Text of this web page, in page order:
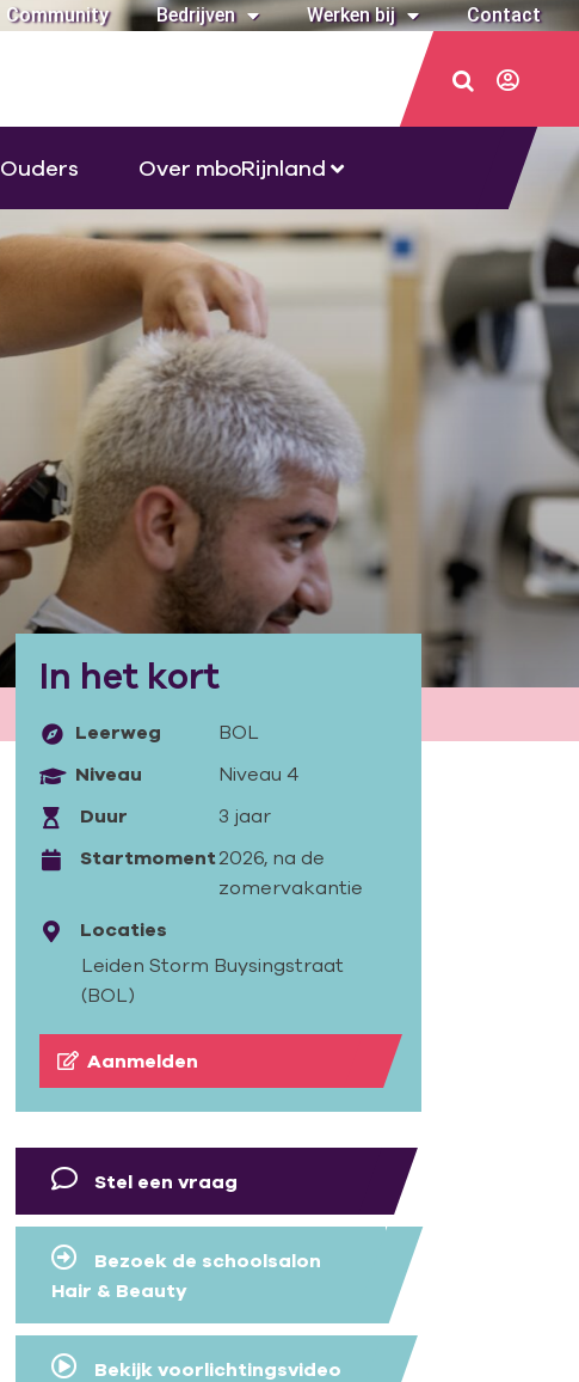
Community Bedrijven Werken bij Contact
Ouders Over mboRijnland
In het kort
Leerweg
BOL
Niveau
Niveau 4
Duur
3 jaar
Startmoment2026, na de
zomervakantie
Locaties
Leiden Storm Buysingstraat
(BOL)
Aanmelden
Stel een vraag
Bezoek de schoolsalon
Hair & Beauty
Bekijk voorlichtingsvideo